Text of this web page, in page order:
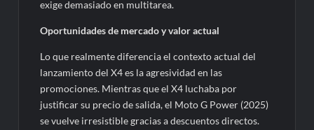
exige demasiado en multitarea.
Oportunidades de mercado y valor actual
Lo que realmente diferencia el contexto actual del
lanzamiento del X4 es la agresividad en las
promociones. Mientras que el X4 luchaba por
justificar su precio de salida, el Moto G Power (2025)
se vuelve irresistible gracias a descuentos directos.